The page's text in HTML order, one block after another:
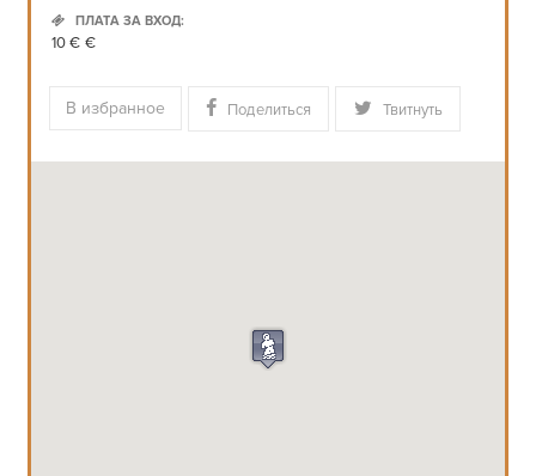
ПЛАТА ЗА ВХОД:
10 € €
В избранное Поделиться Твитнуть